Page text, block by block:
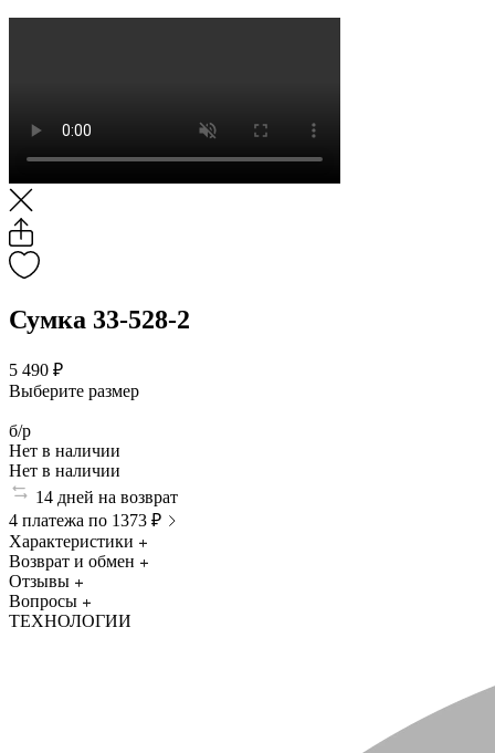
Сумка 33-528-2
5 490 ₽
Выберите размер
б/р
Нет в наличии
Нет в наличии
14 дней на возврат
4 платежа по 1373 ₽
Характеристики
Возврат и обмен
Отзывы
Вопросы
ТЕХНОЛОГИИ